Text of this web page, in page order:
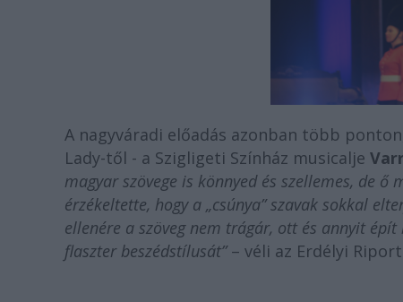
A nagyváradi előadás azonban több
Lady-től - a Szigligeti Színház musicalje
magyar szövege is könnyed és szellemes, de
érzékeltette, hogy a „csúnya” szavak sokkal
ellenére a szöveg nem trágár, ott és annyit
flaszter beszédstílusát”– véli az Erdélyi